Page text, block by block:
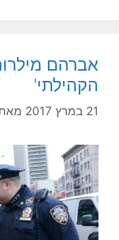
אברהם
הקהילתי'
21 במרץ 2017